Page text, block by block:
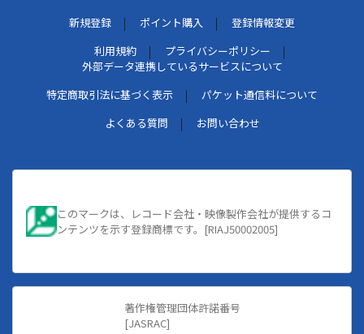
新規登録 ポイント購入
登録情報変更
利用規約
プライバシーポリシー
外部データ連携しているサービスについて
特定商取引法に基づく表示
パケット通信料について
よくある質問
お問い合わせ
このマークは、レコード会社・映像製作会社が提供するコ
ンテンツを示す登録商標です。[RIAJ50002005]
著作権管理団体許諾番号
[JASRAC]